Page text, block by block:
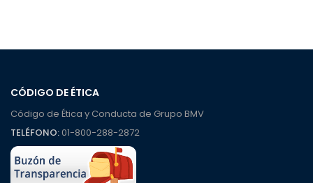
CÓDIGO DE ÉTICA
Código de Ética y Conducta de Grupo BMV
TELÉFONO:01-800-288-2872